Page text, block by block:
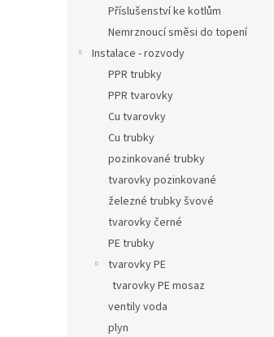
Příslušenství ke kotlům
Nemrznoucí směsi do topení
Instalace - rozvody
PPR trubky
PPR tvarovky
Cu tvarovky
Cu trubky
pozinkované trubky
tvarovky pozinkované
železné trubky švové
tvarovky černé
PE trubky
tvarovky PE
tvarovky PE mosaz
ventily voda
plyn